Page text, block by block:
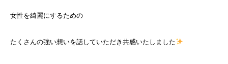
女性を綺麗にするための
たくさんの強い想いを話していただき共感いたしました